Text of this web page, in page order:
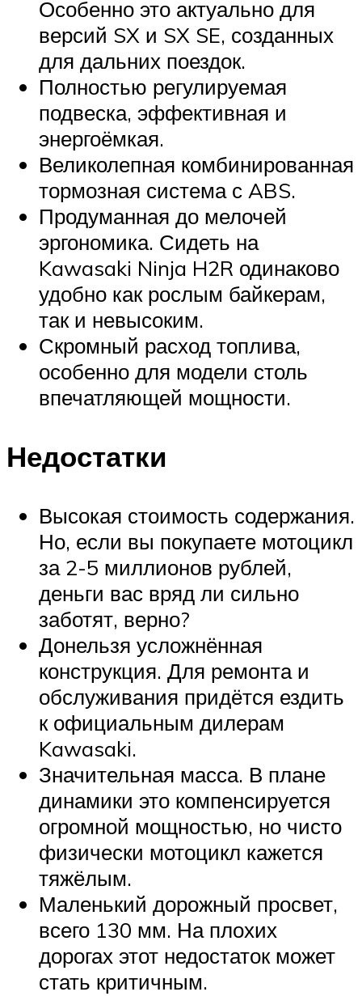
Особенно это актуально для
версий SX и SX SE, созданных
для дальних поездок.
Полностью регулируемая
подвеска, эффективная и
энергоёмкая.
Великолепная комбинированная
тормозная система с ABS.
Продуманная до мелочей
эргономика. Сидеть на
Kawasaki Ninja H2R одинаково
удобно как рослым байкерам,
так и невысоким.
Скромный расход топлива,
особенно для модели столь
впечатляющей мощности.
Недостатки
Высокая стоимость содержания.
Но, если вы покупаете мотоцикл
за 2-5 миллионов рублей,
деньги вас вряд ли сильно
заботят, верно?
Донельзя усложнённая
конструкция. Для ремонта и
обслуживания придётся ездить
к официальным дилерам
Kawasaki.
Значительная масса. В плане
динамики это компенсируется
огромной мощностью, но чисто
физически мотоцикл кажется
тяжёлым.
Маленький дорожный просвет,
всего 130 мм. На плохих
дорогах этот недостаток может
стать критичным.